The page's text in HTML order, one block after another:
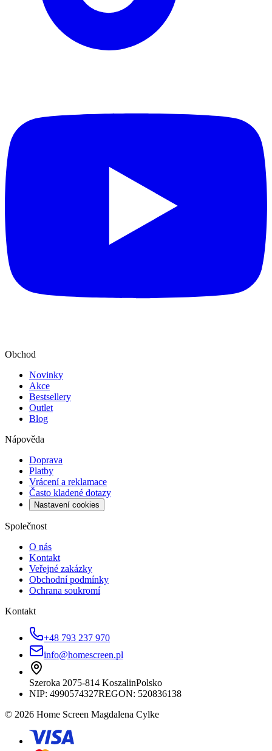
Obchod
Novinky
Akce
Bestsellery
Outlet
Blog
Nápověda
Doprava
Platby
Vrácení a reklamace
Často kladené dotazy
Nastavení cookies
Společnost
O nás
Kontakt
Veřejné zakázky
Obchodní podmínky
Ochrana soukromí
Kontakt
+48 793 237 970
info@homescreen.pl
Szeroka 2075-814 KoszalinPolsko
NIP: 4990574327REGON: 520836138
© 2026 Home Screen Magdalena Cylke